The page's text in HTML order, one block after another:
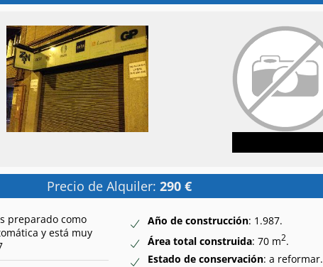
Precio de Alquiler: 290 €
preparado como
y está muy
Año de construcción: 1.987.
Área total construida: 70 m2.
Estado de conservación: a reformar.